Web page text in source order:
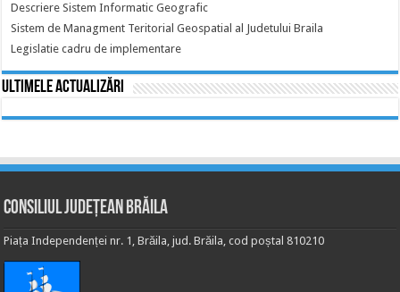
Descriere Sistem Informatic Geografic
Sistem de Managment Teritorial Geospatial al Judetului Braila
Legislatie cadru de implementare
Ultimele actualizări
Consiliul Județean Brăila
Piața Independenței nr. 1, Brăila, jud. Brăila, cod poștal 810210